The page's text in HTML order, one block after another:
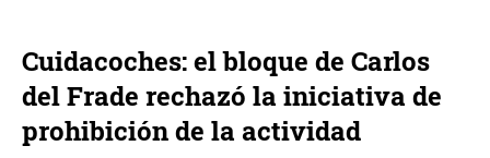
Cuidacoches: el bloque de Carlos
del Frade rechazó la iniciativa de
prohibición de la actividad